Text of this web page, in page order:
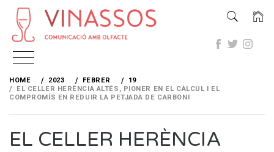
Skip
content
HOME 2023 FEBRER
19
EL CELLER HERÈNCIA ALTÉS, PIONER EN EL CÀLCUL I EL
COMPROMÍS EN REDUIR LA PETJADA DE CARBONI
EL CELLER HERÈNCIA